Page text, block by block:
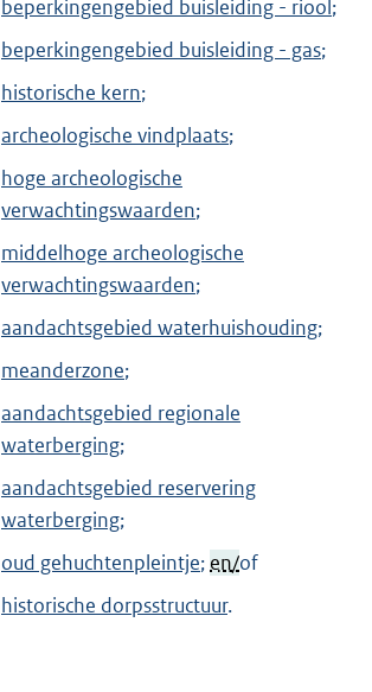
beperkingengebied buisleiding - riool;
beperkingengebied buisleiding - gas;
historische kern;
archeologische vindplaats;
hoge archeologische
verwachtingswaarden;
middelhoge archeologische
verwachtingswaarden;
aandachtsgebied waterhuishouding;
meanderzone;
aandachtsgebied regionale
waterberging;
aandachtsgebied reservering
waterberging;
oud gehuchtenpleintje;en/of
historische dorpsstructuur.